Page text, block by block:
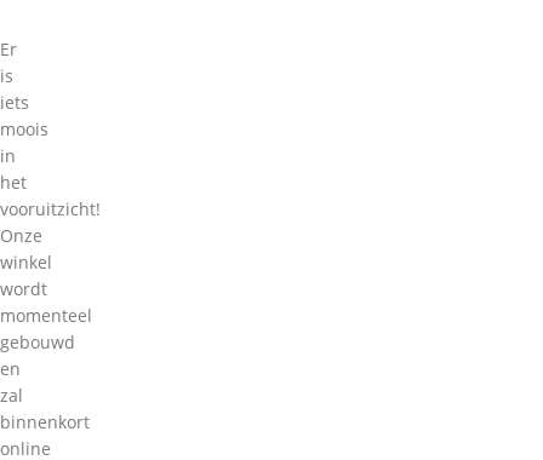
Er
is
iets
moois
in
het
vooruitzicht!
Onze
winkel
wordt
momenteel
gebouwd
en
zal
binnenkort
online